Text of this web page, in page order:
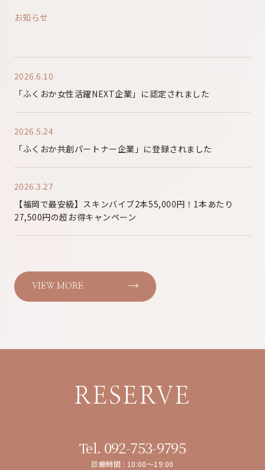
お知らせ
2026.6.10
「ふくおか女性活躍NEXT企業」に認定されました
2026.5.24
「ふくおか共創パートナー企業」に登録されました
2026.3.27
【福岡で最安級】スキンバイブ2本55,000円！1本あたり
27,500円の超お得キャンペーン
VIEW MORE
RESERVE
Tel. 092-753-9795
診療時間 : 10:00～19:00